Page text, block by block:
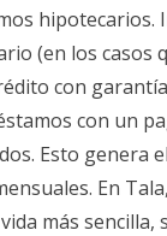
(en los casos
con
con un
Esto genera
En
más